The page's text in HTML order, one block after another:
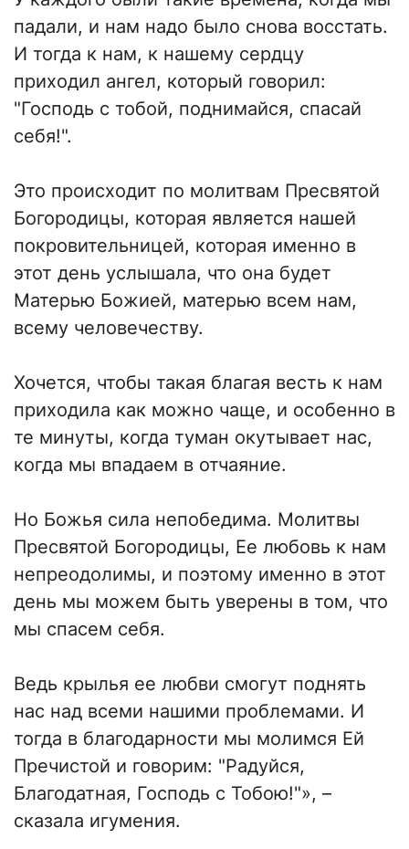
падали, и нам надо было снова восстать.
И тогда к нам, к нашему сердцу
приходил ангел, который говорил:
"Господь с тобой, поднимайся, спасай
себя!".
Это происходит по молитвам Пресвятой
Богородицы, которая является нашей
покровительницей, которая именно в
этот день услышала, что она будет
Матерью Божией, матерью всем нам,
всему человечеству.
Хочется, чтобы такая благая весть к нам
приходила как можно чаще, и особенно в
те минуты, когда туман окутывает нас,
когда мы впадаем в отчаяние.
Но Божья сила непобедима. Молитвы
Пресвятой Богородицы, Ее любовь к нам
непреодолимы, и поэтому именно в этот
день мы можем быть уверены в том, что
мы спасем себя.
Ведь крылья ее любви смогут поднять
нас над всеми нашими проблемами. И
тогда в благодарности мы молимся Ей
Пречистой и говорим: "Радуйся,
Благодатная, Господь с Тобою!"», –
сказала игумения.